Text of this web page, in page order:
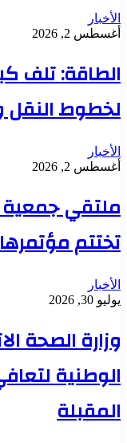
الأخبار
أغسطس 2, 2026
الطاقة: تلف
لخطوط النقل
الأخبار
أغسطس 2, 2026
ملتقي جمعية
تختتم
الأخبار
يوليو 30, 2026
وزارة الصحة
الوطنية
المقبلة